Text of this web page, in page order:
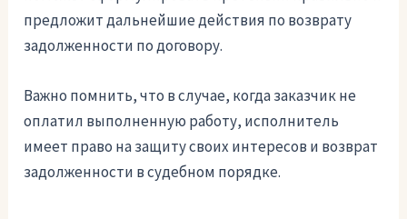
предложит дальнейшие действия по возврату
задолженности по договору.
Важно помнить, что в случае, когда заказчик не
оплатил выполненную работу, исполнитель
имеет право на защиту своих интересов и возврат
задолженности в судебном порядке.